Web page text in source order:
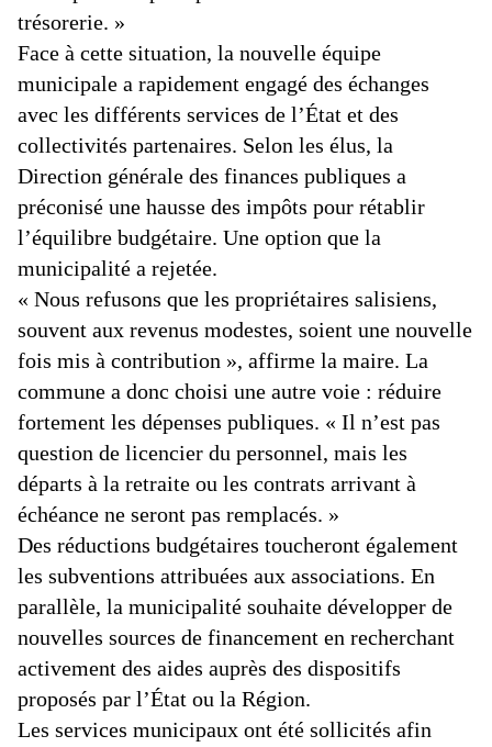
trésorerie. »
Face à cette situation, la nouvelle équipe
municipale a rapidement engagé des échanges
avec les différents services de l’État et des
collectivités partenaires. Selon les élus, la
Direction générale des finances publiques a
préconisé une hausse des impôts pour rétablir
l’équilibre budgétaire. Une option que la
municipalité a rejetée.
« Nous refusons que les propriétaires salisiens,
souvent aux revenus modestes, soient une nouvelle
fois mis à contribution », affirme la maire. La
commune a donc choisi une autre voie : réduire
fortement les dépenses publiques. « Il n’est pas
question de licencier du personnel, mais les
départs à la retraite ou les contrats arrivant à
échéance ne seront pas remplacés. »
Des réductions budgétaires toucheront également
les subventions attribuées aux associations. En
parallèle, la municipalité souhaite développer de
nouvelles sources de financement en recherchant
activement des aides auprès des dispositifs
proposés par l’État ou la Région.
Les services municipaux ont été sollicités afin